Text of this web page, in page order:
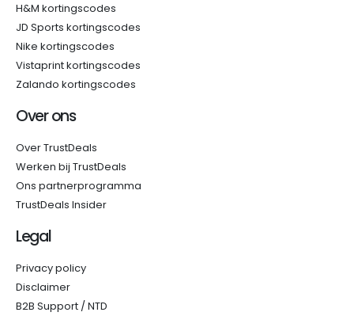
H&M kortingscodes
JD Sports kortingscodes
Nike kortingscodes
Vistaprint kortingscodes
Zalando kortingscodes
Over ons
Over TrustDeals
Werken bij TrustDeals
Ons partnerprogramma
TrustDeals Insider
Legal
Privacy policy
Disclaimer
B2B Support / NTD